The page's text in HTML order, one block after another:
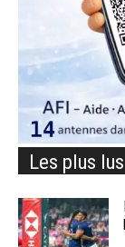
Les plus lus